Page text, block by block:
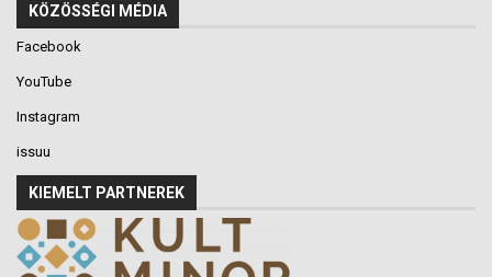
KÖZÖSSÉGI MÉDIA
Facebook
YouTube
Instagram
issuu
KIEMELT PARTNEREK